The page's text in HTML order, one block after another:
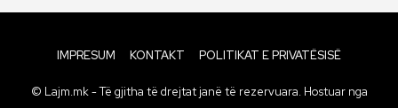
IMPRESUM KONTAKT POLITIKAT E PRIVATËSISË
© Lajm.mk - Të gjitha të drejtat janë të rezervuara. Hostuar nga